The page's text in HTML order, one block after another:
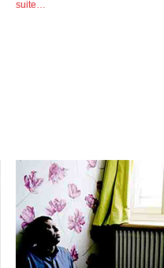
suite…